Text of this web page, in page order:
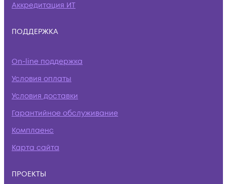
Аккредитация ИТ
ПОДДЕРЖКА
On-line поддержка
Условия оплаты
Условия доставки
Гарантийное обслуживание
Комплаенс
Карта сайта
ПРОЕКТЫ